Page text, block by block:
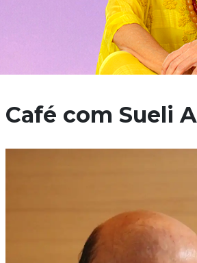
Café com Sueli